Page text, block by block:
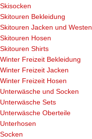
Skisocken
Skitouren Bekleidung
Skitouren Jacken und Westen
Skitouren Hosen
Skitouren Shirts
Winter Freizeit Bekleidung
Winter Freizeit Jacken
Winter Freizeit Hosen
Unterwäsche und Socken
Unterwäsche Sets
Unterwäsche Oberteile
Unterhosen
Socken